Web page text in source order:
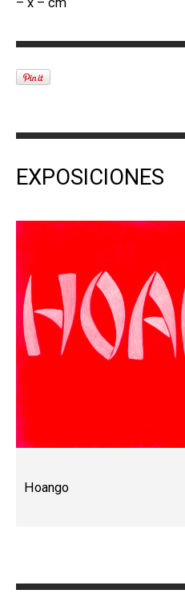
EXPOSICIONES
Hoango